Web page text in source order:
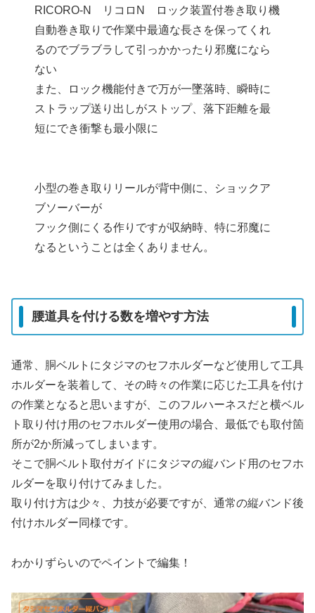
RICORO-N リコロN ロック装置付巻き取り機
自動巻き取りで作業中最適な長さを保ってくれ
るのでブラブラして引っかかったり邪魔になら
ない
また、ロック機能付きで万が一墜落時、瞬時に
ストラップ送り出しがストップ、落下距離を最
短にでき衝撃も最小限に
小型の巻き取りリールが背中側に、ショックア
ブソーバーが
フック側にくる作りですが収納時、特に邪魔に
なるということは全くありません。
腰道具を付ける数を増やす方法
通常、胴ベルトにタジマのセフホルダーなど使用して工具
ホルダーを装着して、その時々の作業に応じた工具を付け
の作業となると思いますが、このフルハーネスだと横ベル
ト取り付け用のセフホルダー使用の場合、最低でも取付箇
所が2か所減ってしまいます。
そこで胴ベルト取付ガイドにタジマの縦バンド用のセフホ
ルダーを取り付けてみました。
取り付け方は少々、力技が必要ですが、通常の縦バンド後
付けホルダー同様です。
わかりずらいのでペイントで編集！